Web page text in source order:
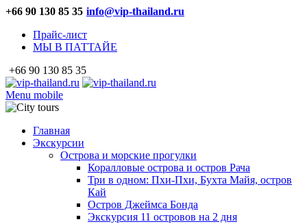
+66 90 130 85 35 info@vip-thailand.ru
Прайс-лист
МЫ В ПАТТАЙЕ
+66 90 130 85 35
Menu mobile
Главная
Экскурсии
Острова и морские прогулки
Коралловые острова и остров Рача
Три в одном: Пхи-Пхи, Бухта Майя, остров
Кай
Остров Джеймса Бонда
Экскурсия 11 островов на 2 дня